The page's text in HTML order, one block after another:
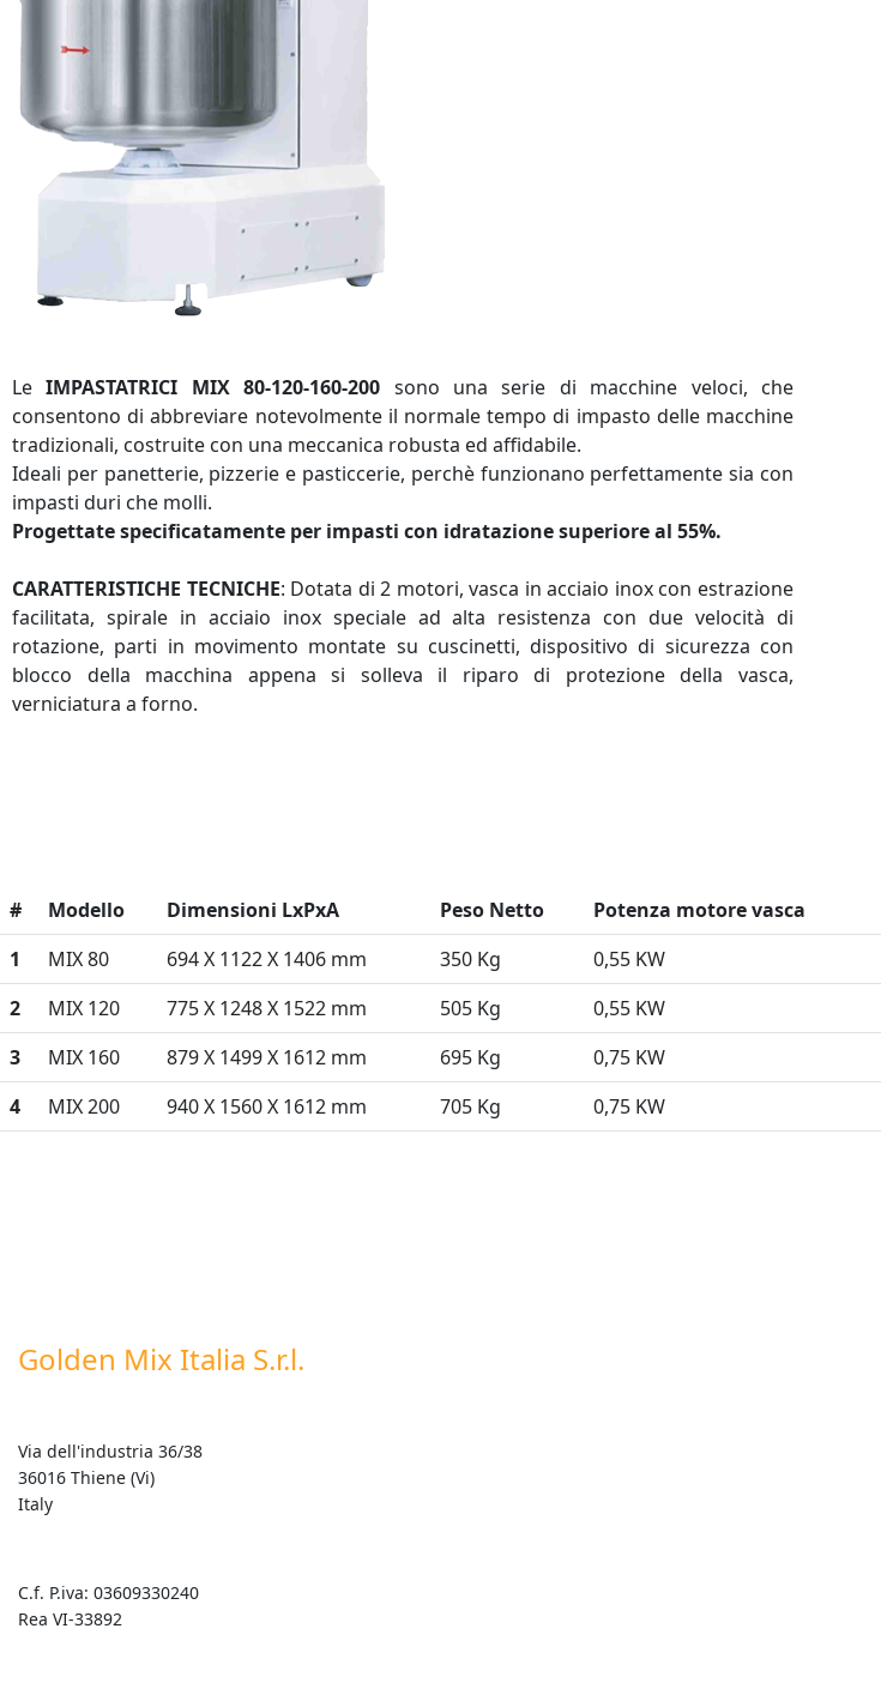
LeIMPASTATRICI MIX 80-120-160-200 sono una serie di macchine veloci, che
consentono di abbreviare notevolmente il normale tempo di impasto delle macchine
tradizionali, costruite con una meccanica robusta ed affidabile.
Ideali per panetterie, pizzerie e pasticcerie, perchè funzionano perfettamente sia con
impasti duri che molli.
Progettate specificatamente per impasti con idratazione superiore al 55%.
CARATTERISTICHE TECNICHE: Dotata di 2 motori, vasca in acciaio inox con estrazione
facilitata, spirale in acciaio inox speciale ad alta resistenza con due velocità di
rotazione, parti in movimento montate su cuscinetti, dispositivo di sicurezza con
blocco della macchina appena si solleva il riparo di protezione della vasca,
verniciatura a forno.
# Modello Dimensioni LxPxA Peso Netto Potenza motore vasca
1
MIX 80 694 X 1122 X 1406 mm 350 Kg 0,55 KW
2
MIX 120 775 X 1248 X 1522 mm 505 Kg 0,55 KW
3
MIX 160 879 X 1499 X 1612 mm 695 Kg 0,75 KW
4
MIX 200 940 X 1560 X 1612 mm 705 Kg 0,75 KW
Golden Mix Italia S.r.l.
Via dell'industria 36/38
36016 Thiene (Vi)
Italy
C.f. P.iva: 03609330240
Rea VI-33892